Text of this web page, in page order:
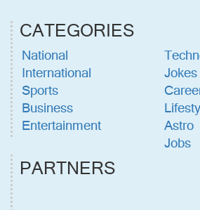
CATEGORIES
National
International
Sports
Business
Entertainment
Jokes
Astro
Jobs
PARTNERS